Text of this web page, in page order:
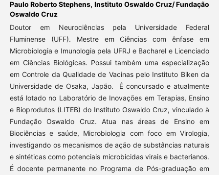
Paulo Roberto Stephens, Instituto Oswaldo Cruz/ Fundação
Oswaldo Cruz
Doutor em Neurociências pela Universidade Federal
Fluminense (UFF). Mestre em Ciências com ênfase em
Microbiologia e Imunologia pela UFRJ e Bacharel e Licenciado
em Ciências Biológicas. Possui também uma especialização
em Controle da Qualidade de Vacinas pelo Instituto Biken da
Universidade de Osaka, Japão. É concursado e atualmente
está lotado no Laboratório de Inovações em Terapias, Ensino
e Bioprodutos (LITEB) do Instituto Oswaldo Cruz, vinculado à
Fundação Oswaldo Cruz. Atua nas áreas de Ensino em
Biociências e saúde, Microbiologia com foco em Virologia,
investigando os mecanismos de ação de substâncias naturais
e sintéticas como potenciais microbicidas virais e bacterianos.
É docente permanente no Programa de Pós-graduação em